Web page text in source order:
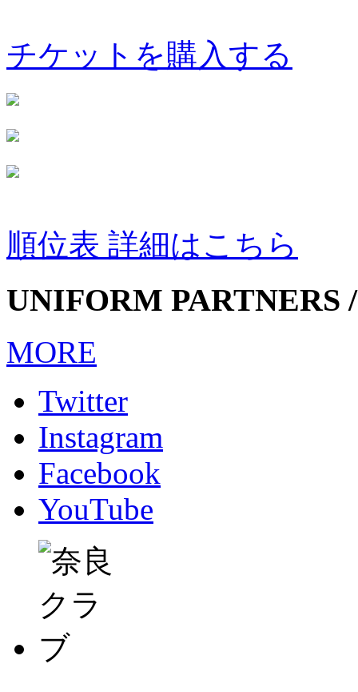
チケットを購入する
順位表 詳細はこちら
UNIFORM PARTNERS
MORE
Twitter
Instagram
Facebook
YouTube